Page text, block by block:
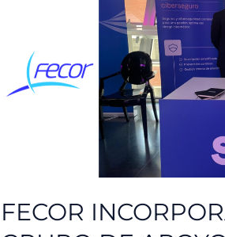
FECOR
DE
APOYO